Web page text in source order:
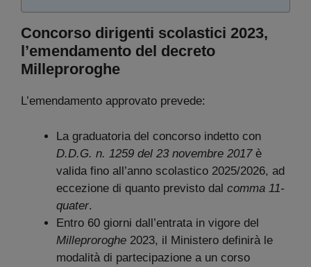
Concorso dirigenti scolastici 2023,
l’emendamento del decreto
Milleproroghe
L’emendamento approvato prevede:
La graduatoria del concorso indetto con
D.D.G. n. 1259 del 23 novembre 2017 è
valida fino all’anno scolastico 2025/2026, ad
eccezione di quanto previsto dal comma 11-
quater.
Entro 60 giorni dall’entrata in vigore del
Milleproroghe 2023, il Ministero definirà le
modalità di partecipazione a un corso